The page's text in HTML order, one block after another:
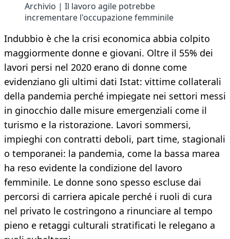
Archivio | Il lavoro agile potrebbe
incrementare l'occupazione femminile
Indubbio è che la crisi economica abbia colpito
maggiormente donne e giovani. Oltre il 55% dei
lavori persi nel 2020 erano di donne come
evidenziano gli ultimi dati Istat: vittime collaterali
della pandemia perché impiegate nei settori messi
in ginocchio dalle misure emergenziali come il
turismo e la ristorazione. Lavori sommersi,
impieghi con contratti deboli, part time, stagionali
o temporanei: la pandemia, come la bassa marea
ha reso evidente la condizione del lavoro
femminile. Le donne sono spesso escluse dai
percorsi di carriera apicale perché i ruoli di cura
nel privato le costringono a rinunciare al tempo
pieno e retaggi culturali stratificati le relegano a